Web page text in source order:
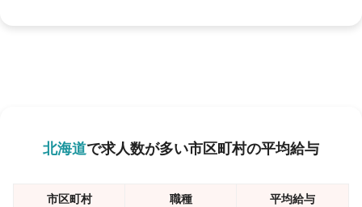
北海道で求人数が多い市区町村の平均給与
市区町村 職種 平均給与